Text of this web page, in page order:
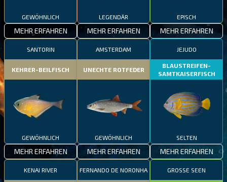
GEWÖHNLICH
MEHR ERFAHREN
LEGENDÄR
MEHR ERFAHREN
EPISCH
MEHR ERFAHREN
SANTORIN
KEHRER-BEILFISCH
GEWÖHNLICH
MEHR ERFAHREN
AMSTERDAM
UNECHTE ROTFEDER
GEWÖHNLICH
MEHR ERFAHREN
JEJUDO
BLAUSTREIFEN-
SAMTKAISERFISCH
SELTEN
MEHR ERFAHREN
KENAI RIVER FERNANDO DE NORONHA GROSSE SEEN